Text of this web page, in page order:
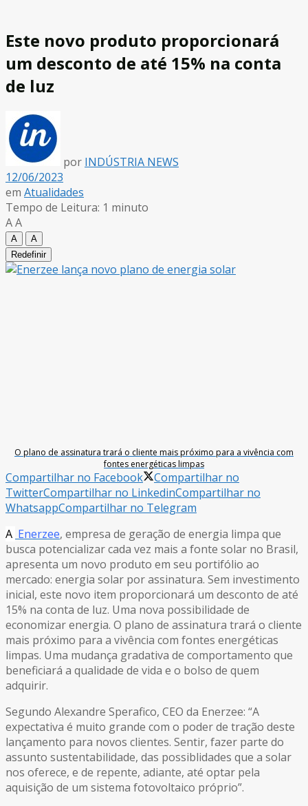
Este novo produto proporcionará
um desconto de até 15% na conta
de luz
por INDÚSTRIA NEWS
12/06/2023
em Atualidades
Tempo de Leitura: 1 minuto
AA
A
A
Redefinir
O plano de assinatura trará o cliente mais próximo para a vivência com
fontes energéticas limpas
Compartilhar no Facebook
Compartilhar no
TwitterCompartilhar no LinkedinCompartilhar no
WhatsappCompartilhar no Telegram
A Enerzee, empresa de geração de energia limpa que
busca potencializar cada vez mais a fonte solar no Brasil,
apresenta um novo produto em seu portifólio ao
mercado: energia solar por assinatura. Sem investimento
inicial, este novo item proporcionará um desconto de até
15% na conta de luz. Uma nova possibilidade de
economizar energia. O plano de assinatura trará o cliente
mais próximo para a vivência com fontes energéticas
limpas. Uma mudança gradativa de comportamento que
beneficiará a qualidade de vida e o bolso de quem
adquirir.
Segundo Alexandre Sperafico, CEO da Enerzee: “A
expectativa é muito grande com o poder de tração deste
lançamento para novos clientes. Sentir, fazer parte do
assunto sustentabilidade, das possiblidades que a solar
nos oferece, e de repente, adiante, até optar pela
aquisição de um sistema fotovoltaico próprio”.